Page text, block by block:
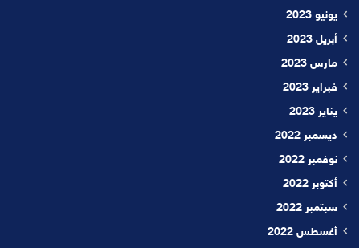
يونيو 2023
أبريل 2023
مارس 2023
فبراير 2023
يناير 2023
ديسمبر 2022
نوفمبر 2022
أكتوبر 2022
سبتمبر 2022
أغسطس 2022